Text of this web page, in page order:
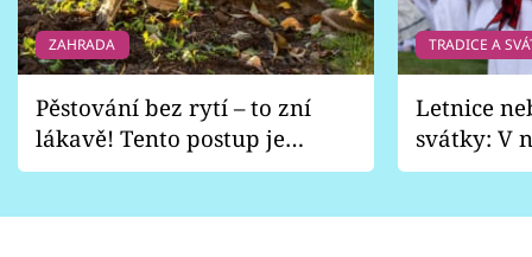
ZAHRADA
Pěstování bez rytí – to zní
lákavě! Tento postup je
vhodný jen pro některé
TRADICE A
Letnice
svátky: V
pondělí